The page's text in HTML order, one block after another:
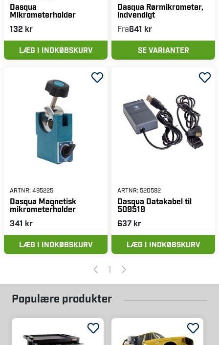
Dasqua
Mikrometerholder
132 kr
LÆG I INDKØBSKURV
Dasqua Rørmikrometer,
indvendigt
Fra641 kr
SE VARIANTER
ARTNR: 495225
Dasqua Magnetisk
mikrometerholder
341 kr
LÆG I INDKØBSKURV
ARTNR: 520592
Dasqua Datakabel til
509519
637 kr
LÆG I INDKØBSKURV
1
Populære produkter